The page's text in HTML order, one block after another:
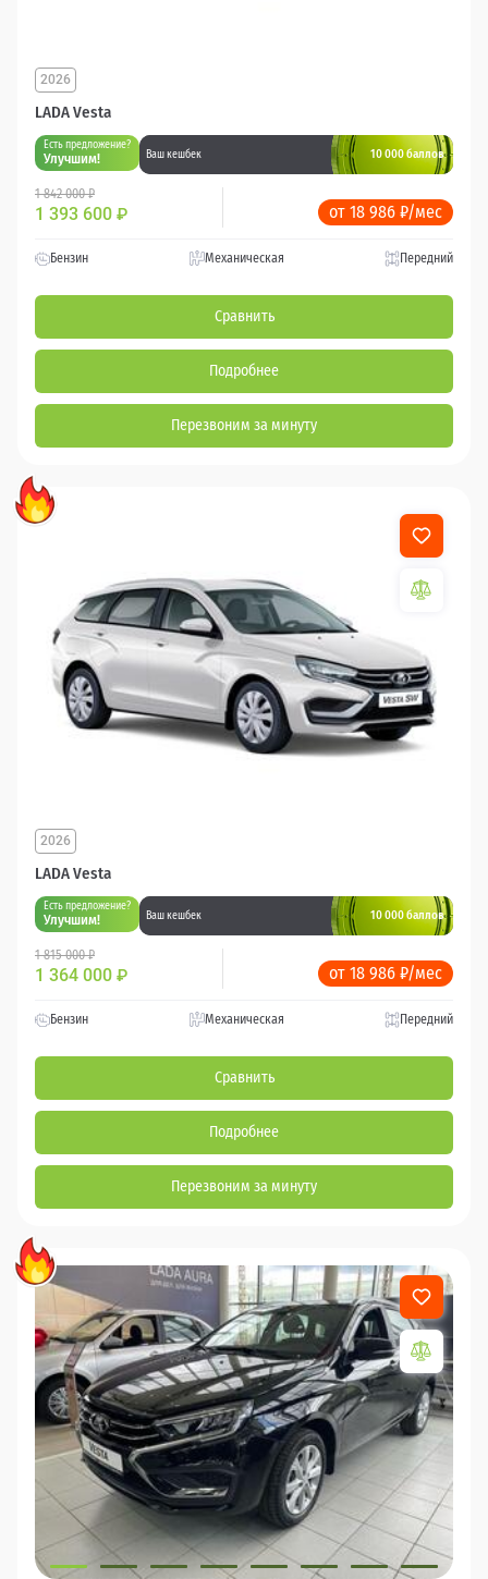
LADA Vesta
2026
Есть предложение?
Улучшим! Ваш кешбек 10 000 баллов
1 842 000 ₽
1 393 600 ₽ от 18 986 ₽/мес
Бензин Механическая Передний
Сравнить
Подробнее
Перезвоним за минуту
LADA Vesta
2026
Есть предложение?
Улучшим! Ваш кешбек 10 000 баллов
1 815 000 ₽
1 364 000 ₽ от 18 986 ₽/мес
Бензин Механическая Передний
Сравнить
Подробнее
Перезвоним за минуту